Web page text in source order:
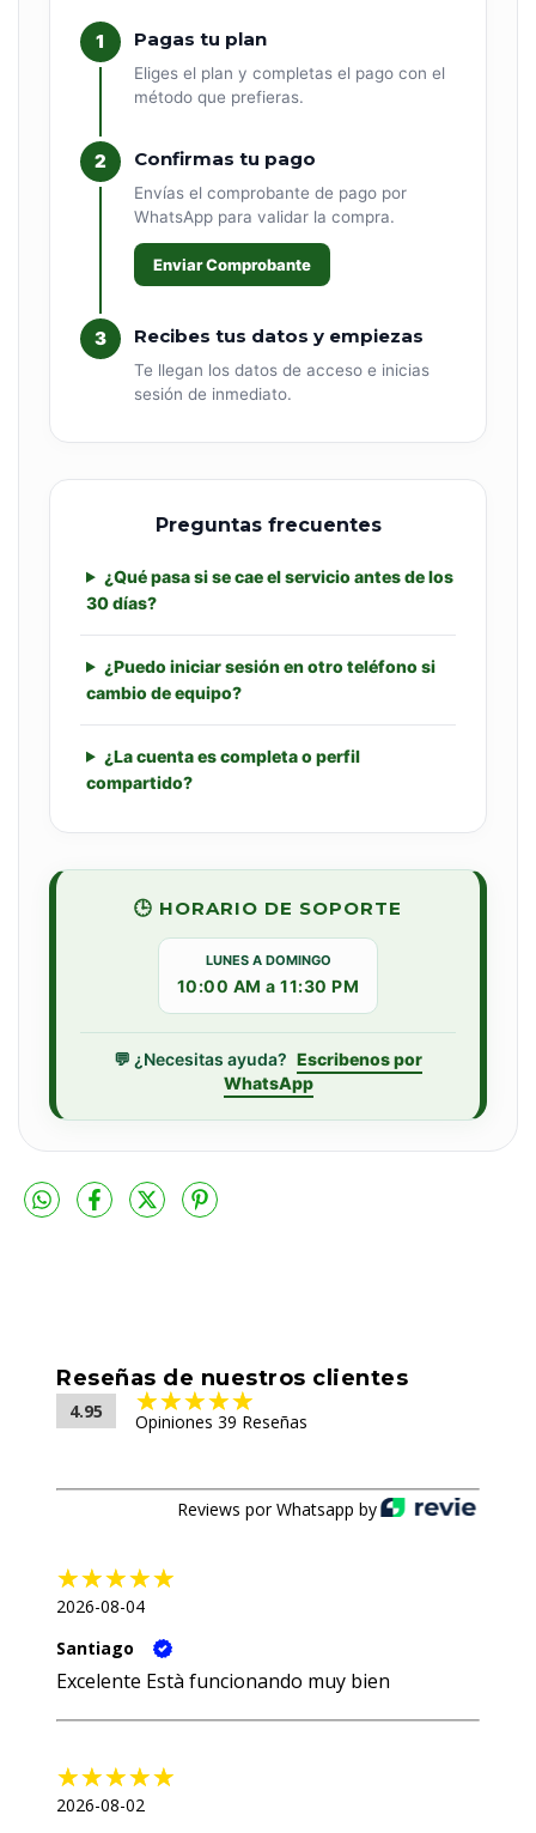
1 Pagas tu plan
Eliges el plan y completas el pago con el
método que prefieras.
2 Confirmas tu pago
Envías el comprobante de pago por
WhatsApp para validar la compra.
Enviar Comprobante
3 Recibes tus datos y empiezas
Te llegan los datos de acceso e inicias
sesión de inmediato.
Preguntas frecuentes
¿Qué pasa si se cae el servicio antes de los
30 días?
¿Puedo iniciar sesión en otro teléfono si
cambio de equipo?
¿La cuenta es completa o perfil
compartido?
🕒 HORARIO DE SOPORTE
LUNES A DOMINGO
10:00 AM a 11:30 PM
💬 ¿Necesitas ayuda? Escribenos por
WhatsApp
Reseñas de nuestros clientes
4.95 Opiniones 39 Reseñas
Reviews por Whatsapp by
2026-08-04
Santiago
Excelente Està funcionando muy bien
2026-08-02